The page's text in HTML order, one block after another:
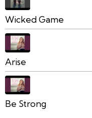
Wicked Game
Arise
Be Strong